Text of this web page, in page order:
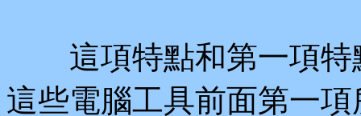
這項特點和第一項特
這些電腦工具前面第一